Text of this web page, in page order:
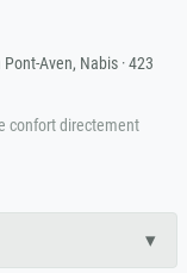
Aven, Nabis · 423
confort directement